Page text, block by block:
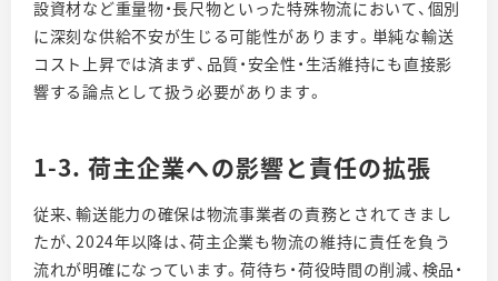
設資材など重量物・長尺物といった特殊物流において、個別
に深刻な供給不安が生じる可能性があります。単純な輸送
コスト上昇では済まず、品質・安全性・生活維持にも直接影
響する論点として扱う必要があります。
1-3. 荷主企業への影響と責任の拡張
従来、輸送能力の確保は物流事業者の責務とされてきまし
たが、2024年以降は、荷主企業も物流の維持に責任を負う
流れが明確になっています。荷待ち・荷役時間の削減、検品・